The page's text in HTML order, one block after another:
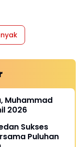
Muhammad
2026
Sukses
Puluhan